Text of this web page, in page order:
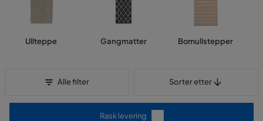
Ullteppe Gangmatter Bomullstepper
Alle filter Sorter etter
Rask levering